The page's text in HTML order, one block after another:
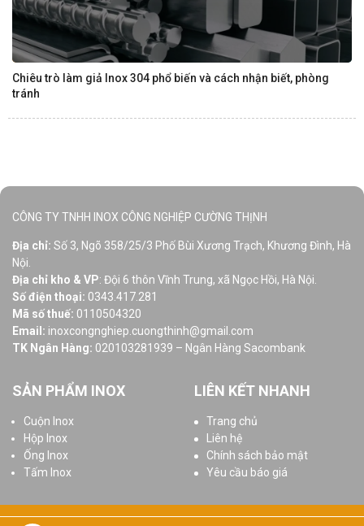
Chiêu trò làm giả Inox 304 phổ biến và cách nhận biết, phòng
tránh
CÔNG TY TNHH INOX CÔNG NGHIỆP CƯỜNG THỊNH
Địa chỉ: Số 3, Ngõ 358/25/3 Phố Bùi Xương Trạch, Khương Đình, Hà
Nội.
Địa chỉ kho & VP: Đội 6 thôn Vĩnh Trung, xã Ngọc Hồi, Hà Nội.
Số điện thoại: 0343.417.281
Mã số thuế: 0110504320
Email: inoxcongnghiep.cuongthinh@gmail.com
TK Ngân Hàng: 020103281939 – Ngân Hàng Sacombank
SẢN PHẨM INOX
Cuộn Inox
Hộp Inox
Ống Inox
Tấm Inox
LIÊN KẾT NHANH
Trang chủ
Liên hệ
Chính sách bảo mật
Yêu cầu báo giá